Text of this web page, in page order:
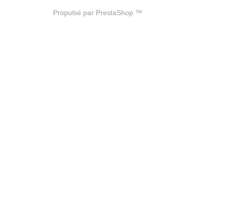
Propulsé par PrestaShop ™